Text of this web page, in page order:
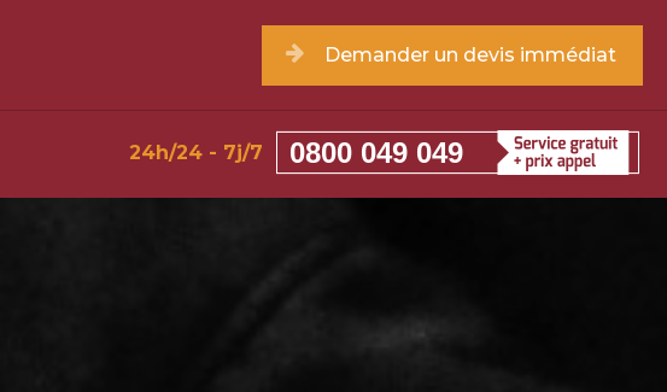
Demander un devis immédiat
24h/24 - 7j/7 0800 049 049